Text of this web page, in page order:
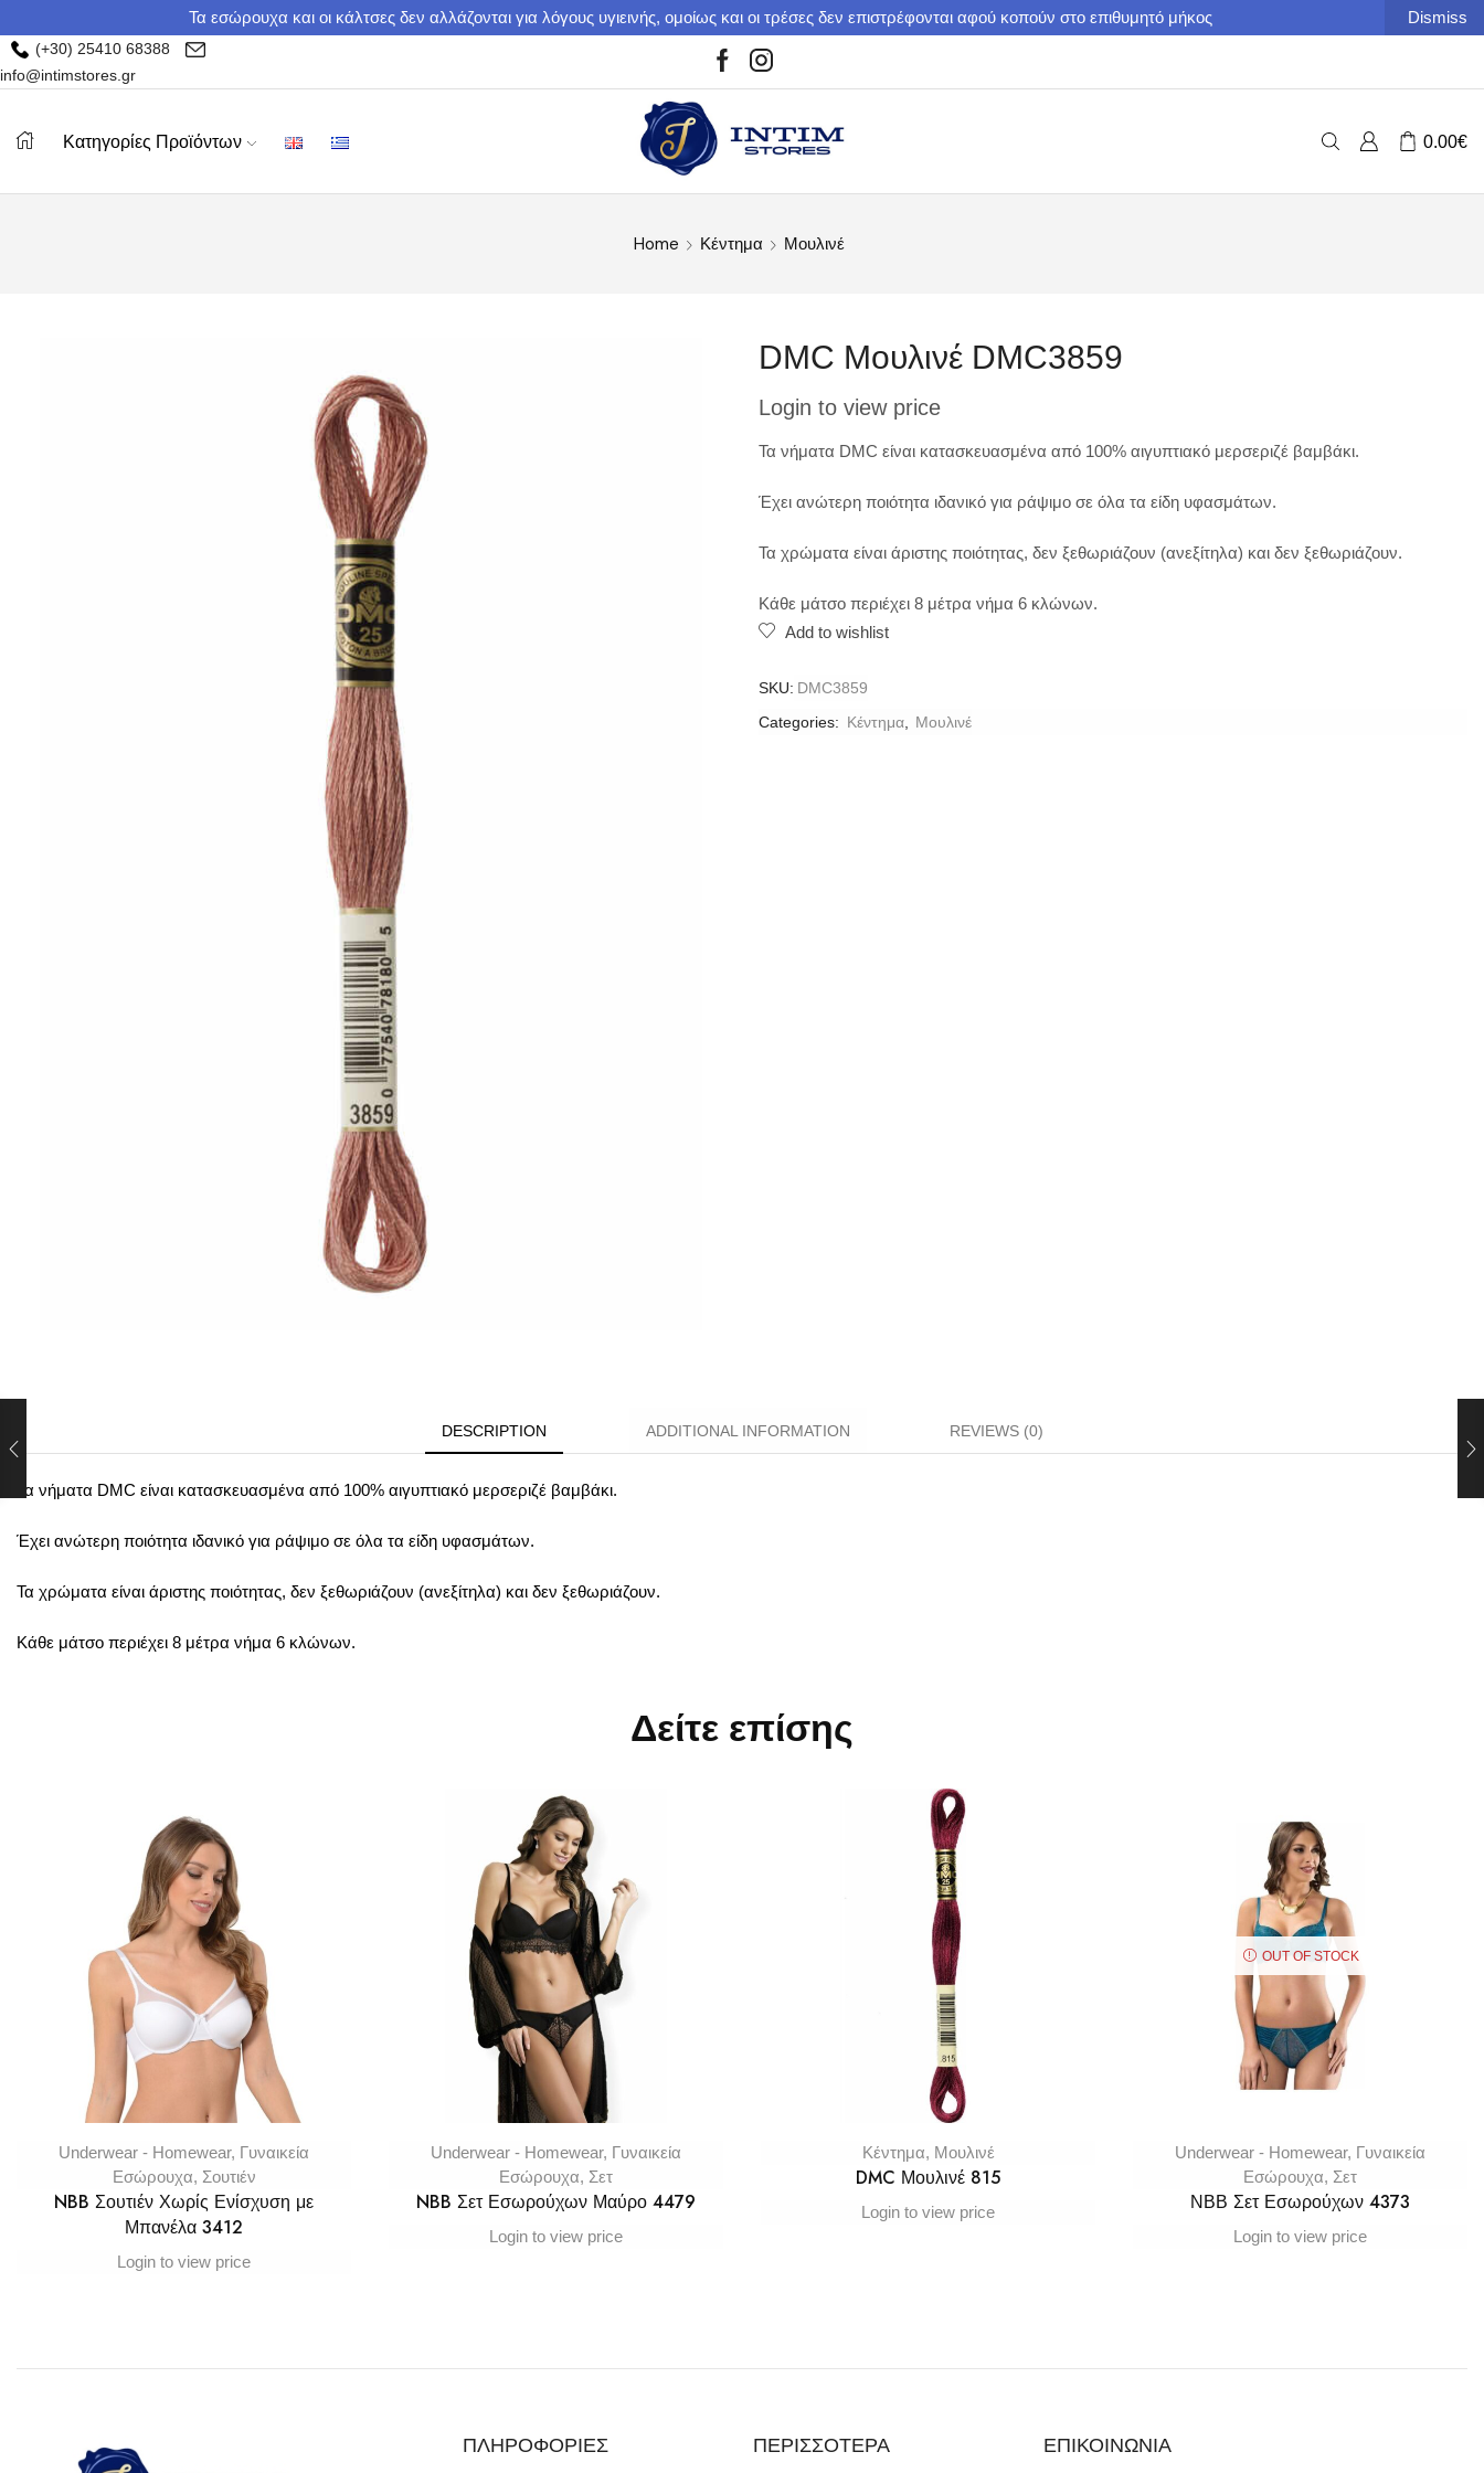
Τα εσώρουχα και οι κάλτσες δεν αλλάζονται για λόγους υγιεινής, ομοίως και οι τρέσες δεν επιστρέφονται αφού κοπούν στο επιθυμητό μήκος Dismiss
(+30) 25410 68388
info@intimstores.gr
Κατηγορίες Προϊόντων 0.00€
Home Κέντημα Μουλινέ
DMC Μουλινέ DMC3859
Login to view price
Τα νήματα DMC είναι κατασκευασμένα από 100% αιγυπτιακό μερσεριζέ βαμβάκι.
Έχει ανώτερη ποιότητα ιδανικό για ράψιμο σε όλα τα είδη υφασμάτων.
Τα χρώματα είναι άριστης ποιότητας, δεν ξεθωριάζουν (ανεξίτηλα) και δεν ξεθωριάζουν.
Κάθε μάτσο περιέχει 8 μέτρα νήμα 6 κλώνων.
Add to wishlist
SKU: DMC3859
Categories: Κέντημα Μουλινέ
DESCRIPTION ADDITIONAL INFORMATION REVIEWS (0)
Τα νήματα DMC είναι κατασκευασμένα από 100% αιγυπτιακό μερσεριζέ βαμβάκι.
Έχει ανώτερη ποιότητα ιδανικό για ράψιμο σε όλα τα είδη υφασμάτων.
Τα χρώματα είναι άριστης ποιότητας, δεν ξεθωριάζουν (ανεξίτηλα) και δεν ξεθωριάζουν.
Κάθε μάτσο περιέχει 8 μέτρα νήμα 6 κλώνων.
Δείτε επίσης
Underwear - Homewear, Γυναικεία
Εσώρουχα, Σουτιέν
NBB Σουτιέν Χωρίς Ενίσχυση με
Μπανέλα 3412
Login to view price
Underwear - Homewear, Γυναικεία
Εσώρουχα, Σετ
NBB Σετ Εσωρούχων Μαύρο 4479
Login to view price
Κέντημα, Μουλινέ
DMC Μουλινέ 815
Login to view price
OUT OF STOCK
Underwear - Homewear, Γυναικεία
Εσώρουχα, Σετ
ΝΒΒ Σετ Εσωρούχων 4373
Login to view price
ΠΛΗΡΟΦΟΡΙΕΣ ΠΕΡΙΣΣΟΤΕΡΑ ΕΠΙΚΟΙΝΩΝΙΑ